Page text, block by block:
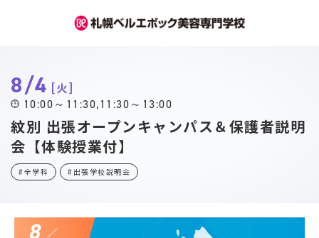
8/4 火
10:00～11:30 11:30～13:00
紋別 出張オープンキャンパス＆保護者説明
会【体験授業付】
#全学科 #出張学校説明会